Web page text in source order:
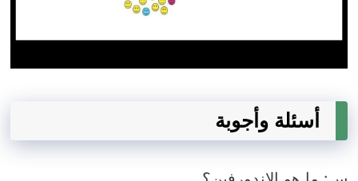
أسئلة وأجوبة